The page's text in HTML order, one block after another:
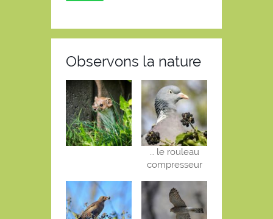
Observons la nature
… le rouleau
compresseur